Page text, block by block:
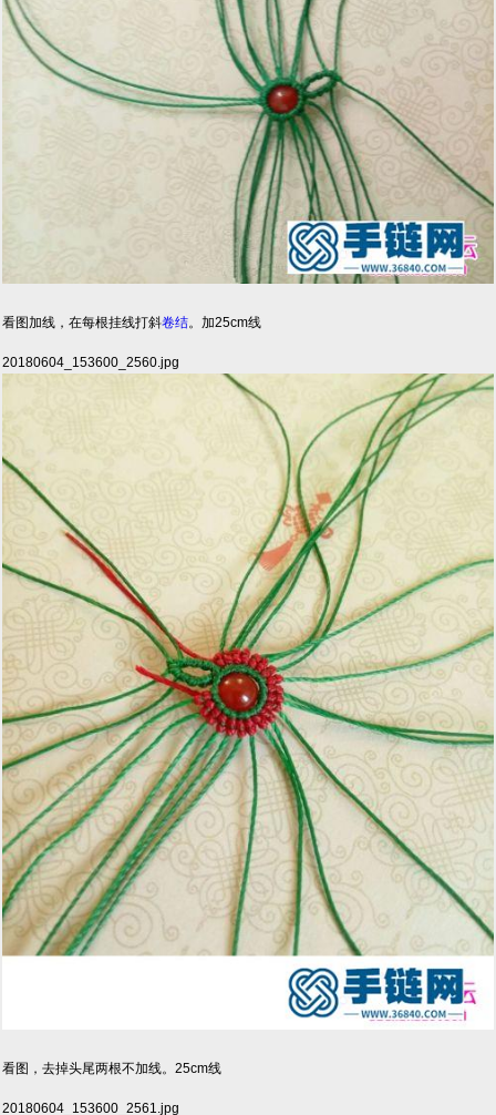
看图加线，在每根挂线打斜卷结。加25cm线
20180604_153600_2560.jpg
看图，去掉头尾两根不加线。25cm线
20180604_153600_2561.jpg